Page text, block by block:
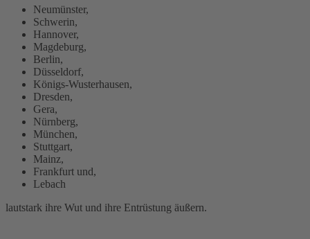
Neumünster,
Schwerin,
Hannover,
Magdeburg,
Berlin,
Düsseldorf,
Königs-Wusterhausen,
Dresden,
Gera,
Nürnberg,
München,
Stuttgart,
Mainz,
Frankfurt und,
Lebach
lautstark ihre Wut und ihre Entrüstung äußern.